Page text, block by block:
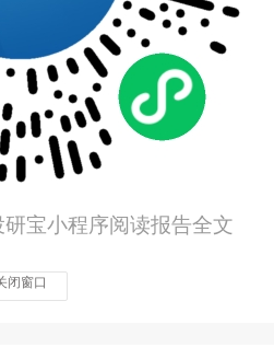
宝小程序阅读报告全文
闭窗口